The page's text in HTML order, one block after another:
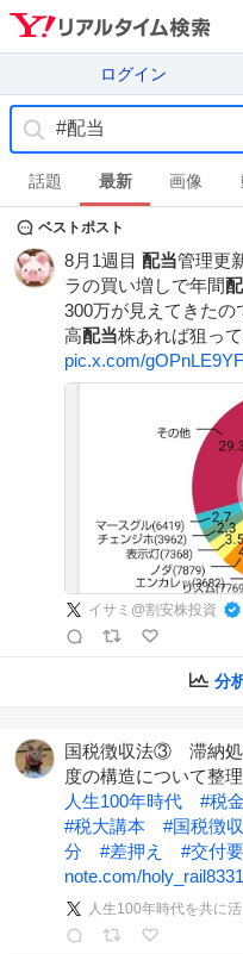
ログイン
話題 最新 画像
ベストポスト
8月1週目 配当管理更
ラの買い増しで年間
300万が見えてきた
高配当株あれば狙っ
pic.x.com/
イサミ@割安株投資
分
国税徴収法③ 滞納処
度の構造について整
人生100年時代
#税金
#税大講本 #国税徴
分
#差押え #交付
note.com/